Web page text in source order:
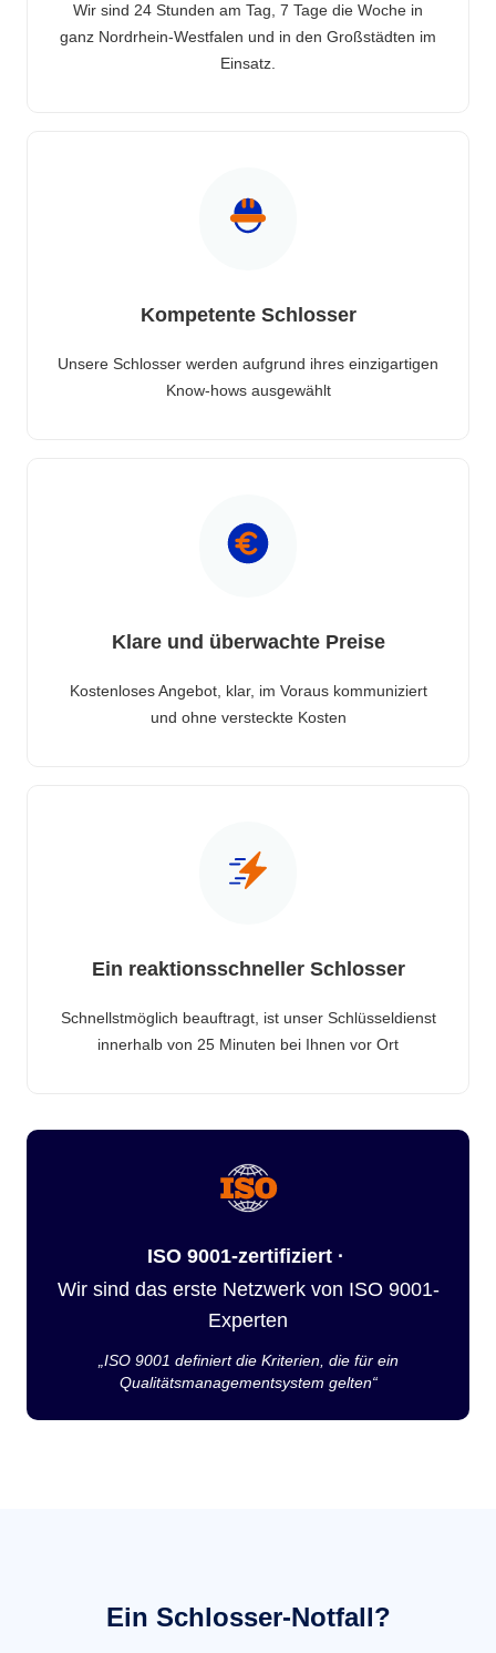
Wir sind 24 Stunden am Tag, 7 Tage die Woche in
ganz Nordrhein-Westfalen und in den Großstädten im
Einsatz.
Kompetente Schlosser
Unsere Schlosser werden aufgrund ihres einzigartigen
Know-hows ausgewählt
Klare und überwachte Preise
Kostenloses Angebot, klar, im Voraus kommuniziert
und ohne versteckte Kosten
Ein reaktionsschneller Schlosser
Schnellstmöglich beauftragt, ist unser Schlüsseldienst
innerhalb von 25 Minuten bei Ihnen vor Ort
ISO 9001-zertifiziert ·
Wir sind das erste Netzwerk von ISO 9001-
Experten
„ISO 9001 definiert die Kriterien, die für ein
Qualitätsmanagementsystem gelten“
Ein Schlosser-Notfall?